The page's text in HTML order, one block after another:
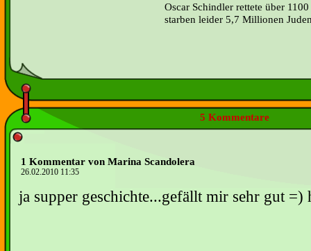
Oscar Schindler rettete über
starben leider 5,7 Millionen
5 Kommentare
1 Kommentar von Marina Scandolera
26.02.2010 11:35
ja supper geschichte...gefällt mir sehr gut =)